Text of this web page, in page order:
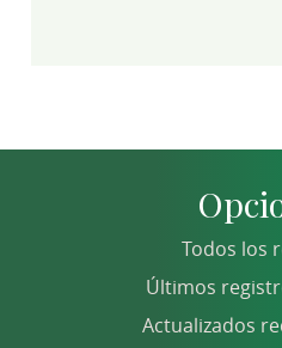
Todos los
Últimos
Actualizados